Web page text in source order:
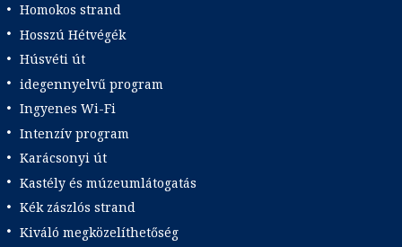
Homokos strand
Hosszú Hétvégék
Húsvéti út
idegennyelvű program
Ingyenes Wi-Fi
Intenzív program
Karácsonyi út
Kastély és múzeumlátogatás
Kék zászlós strand
Kiváló megközelíthetőség